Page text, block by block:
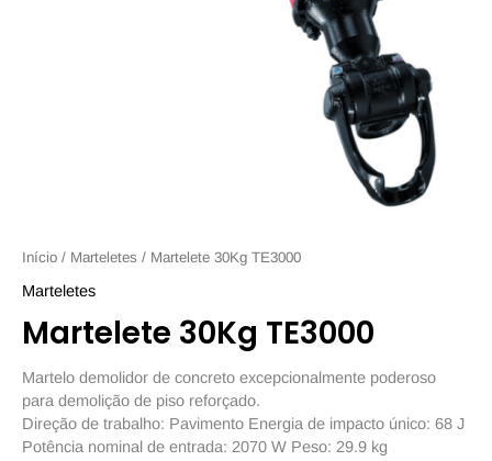
Início / Marteletes / Martelete 30Kg TE3000
Marteletes
Martelete 30Kg TE3000
Martelo demolidor de concreto excepcionalmente poderoso
para demolição de piso reforçado.
Direção de trabalho: Pavimento Energia de impacto único: 68 J
Potência nominal de entrada: 2070 W Peso: 29.9 kg